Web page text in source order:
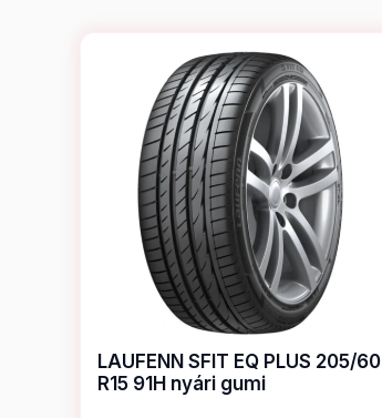
LAUFENN SFIT EQ PLUS 205/60
R15 91H nyári gumi